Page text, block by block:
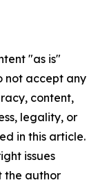
"as is"
not accept any
content,
legality, or
in this article.
issues
the author